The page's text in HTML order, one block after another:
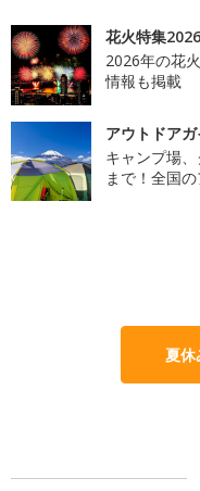
花火特集2026
2026年の花
情報も掲載
アウトドアガ
キャンプ場
まで！全国
夏休